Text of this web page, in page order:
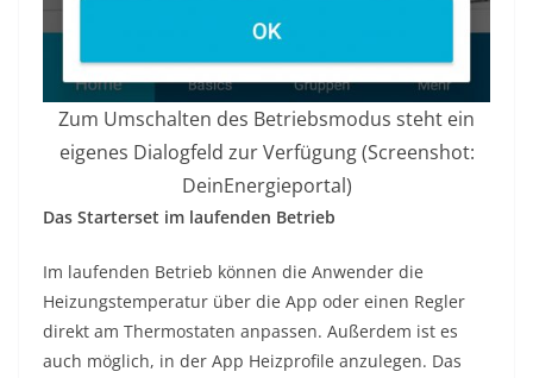
Zum Umschalten des Betriebsmodus steht ein
eigenes Dialogfeld zur Verfügung (Screenshot:
DeinEnergieportal)
Das Starterset im laufenden Betrieb
Im laufenden Betrieb können die Anwender die
Heizungstemperatur über die App oder einen Regler
direkt am Thermostaten anpassen. Außerdem ist es
auch möglich, in der App Heizprofile anzulegen. Das